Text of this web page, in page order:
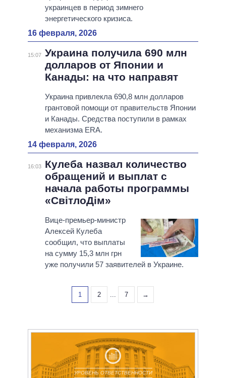
украинцев в период зимнего
энергетического кризиса.
16 февраля, 2026
15:07 Украина получила 690 млн
долларов от Японии и
Канады: на что направят
Украина привлекла 690,8 млн долларов
грантовой помощи от правительств Японии
и Канады. Средства поступили в рамках
механизма ERA.
14 февраля, 2026
16:03
Кулеба назвал количество
обращений и выплат с
начала работы программы
«СвітлоДім»
Вице-премьер-министр
Алексей Кулеба
сообщил, что выплаты
на сумму 15,3 млн грн
уже получили 57 заявителей в Украине.
1 2 ... 7 →
УРОВЕНЬ ОТВЕТСТВЕННОСТИ